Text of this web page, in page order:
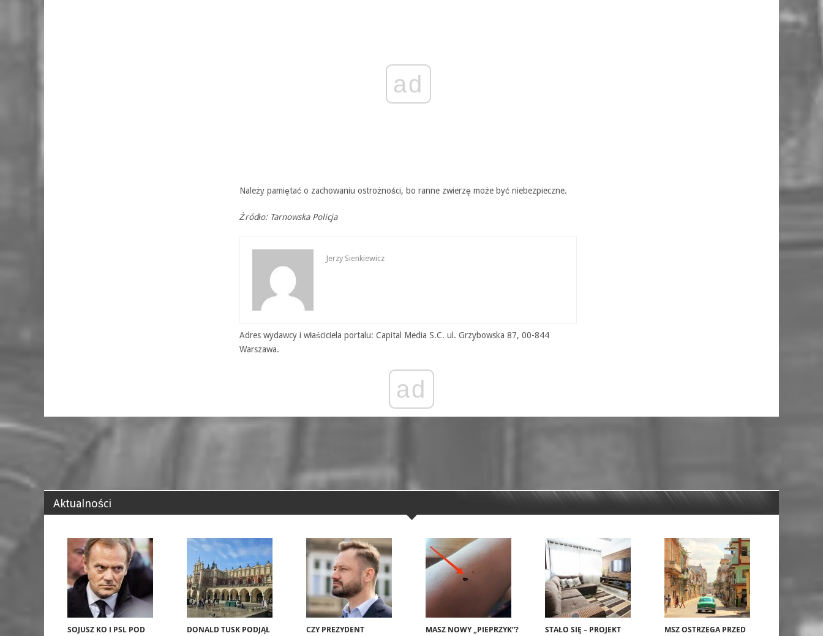
ad
Należy pamiętać o zachowaniu ostrożności, bo ranne zwierzę może być niebezpieczne.
Źródło: Tarnowska Policja
Jerzy Sienkiewicz
Adres wydawcy i właściciela portalu: Capital Media S.C. ul. Grzybowska 87, 00-844
Warszawa.
ad
Aktualności
SOJUSZ KO I PSL POD DONALD TUSK PODJĄŁ CZY PREZYDENT MASZ NOWY „PIEPRZYK”? STAŁO SIĘ – PROJEKT MSZ OSTRZEGA PRZED